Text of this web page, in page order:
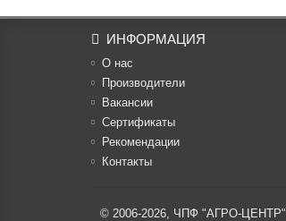
ИНФОРМАЦИЯ
О нас
Производители
Вакансии
Cертификаты
Рекомендации
Контакты
© 2006-2026, ЧПФ "АГРО-ЦЕНТР"